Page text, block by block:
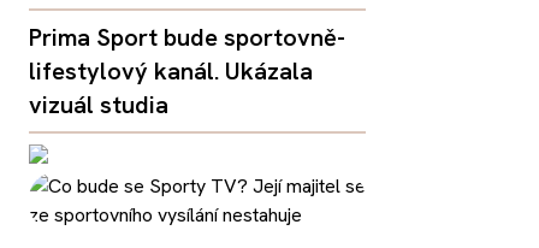
Prima Sport bude sportovně-
lifestylový kanál. Ukázala
vizuál studia